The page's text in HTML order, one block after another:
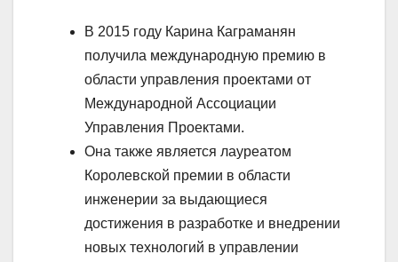
В 2015 году Карина Каграманян
получила международную премию в
области управления проектами от
Международной Ассоциации
Управления Проектами.
Она также является лауреатом
Королевской премии в области
инженерии за выдающиеся
достижения в разработке и внедрении
новых технологий в управлении